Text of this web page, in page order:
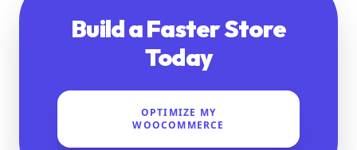
Build a Faster Store
Today
OPTIMIZE MY
WOOCOMMERCE